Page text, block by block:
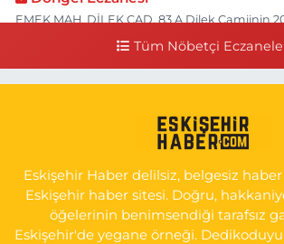
EMEK MAH. DİLEK CAD. 83 A Dilek Camiinin
İSTİKLAL MAH. ŞAİR FUZULİ CAD. NO:35 A
KARŞI KÖŞESİ ŞAİR FUZULİ AİLE SAĞLIĞI
0 (222) 230 11 31 Yol Tarifi Al
Tüm Nöbetçi
Eskişehir Haber delilsiz, belgesiz
Eskişehir haber sitesi. Doğru,
öğelerinin benimsendiği tarafsız
Eskişehir'de yegane örneği.